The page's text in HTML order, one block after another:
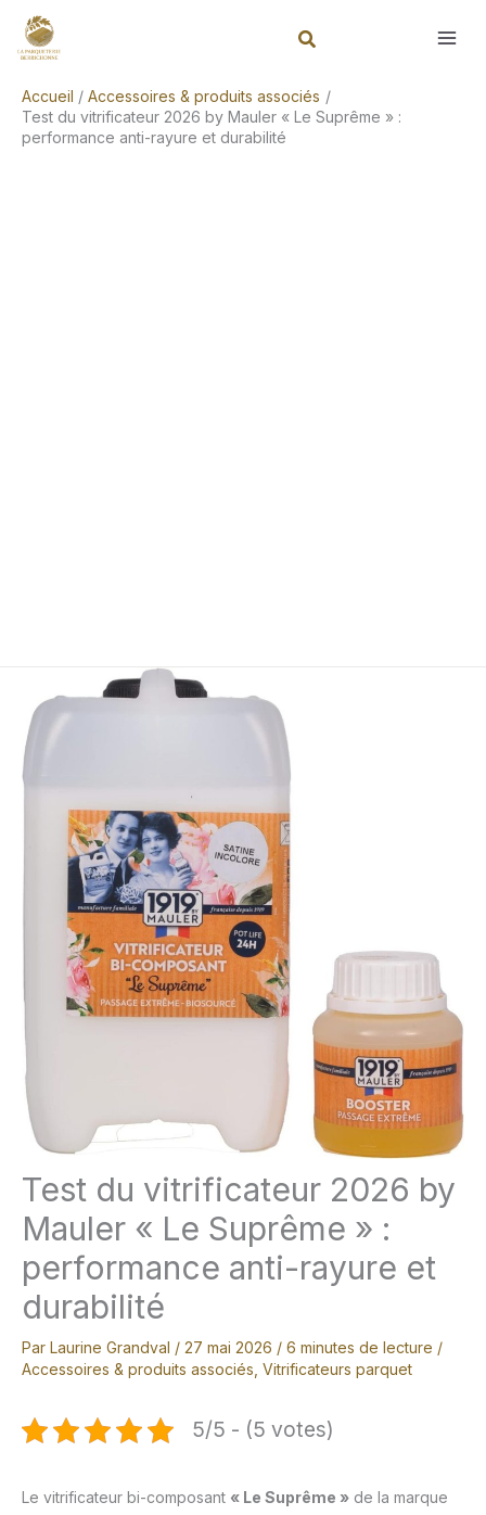
Accueil
Accessoires & produits associés
Test du vitrificateur 2026 by Mauler « Le Suprême » :
performance anti-rayure et durabilité
Test du vitrificateur 2026 by
Mauler « Le Suprême » :
performance anti-rayure et
durabilité
Par Laurine Grandval / 27 mai 2026 / 6 minutes de lecture /
Accessoires & produits associés Vitrificateurs parquet
5/5 - (5 votes)
Le vitrificateur bi-composant « Le Suprême » de la marque
Rechercher